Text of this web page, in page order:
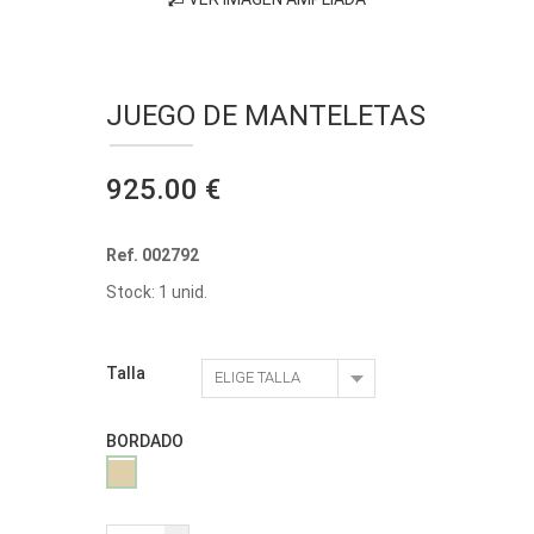
JUEGO DE MANTELETAS
925.00 €
Ref. 002792
Stock: 1 unid.
Talla
BORDADO